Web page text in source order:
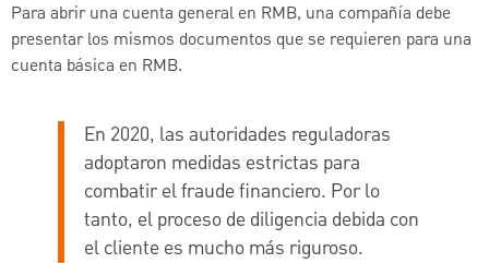
Para abrir una cuenta general en RMB, una compañía debe
presentar los mismos documentos que se requieren para una
cuenta básica en RMB.
En 2020, las autoridades reguladoras
adoptaron medidas estrictas para
combatir el fraude financiero. Por lo
tanto, el proceso de diligencia debida con
el cliente es mucho más riguroso.